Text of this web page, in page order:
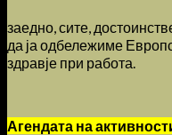
заедно, сите,
да ја одбележиме
здравје при работа.
Агендата на